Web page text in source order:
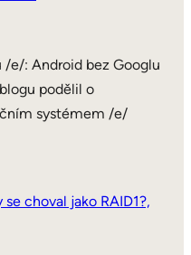
/e/: Android bez Googlu
podělil o
systémem /e/
choval jako RAID1?,